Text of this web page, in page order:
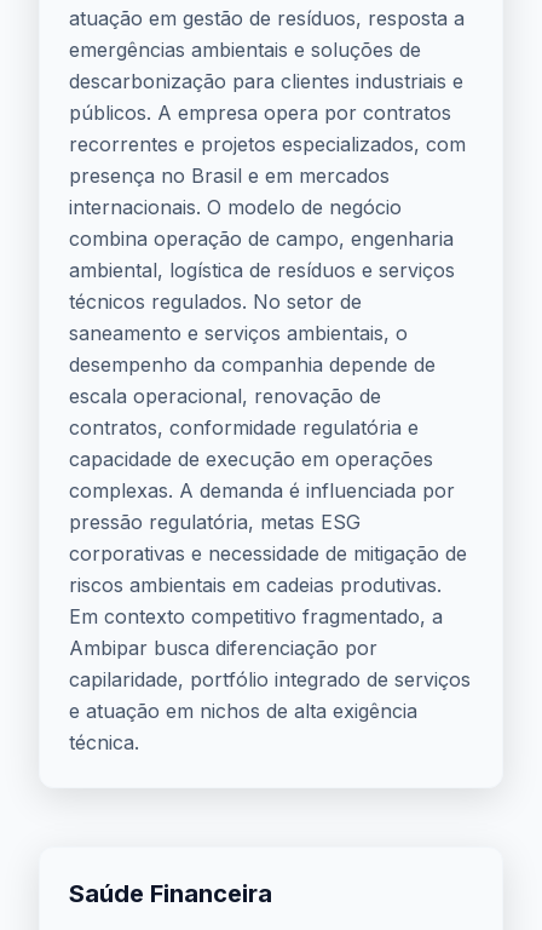
atuação em gestão de resíduos, resposta a
emergências ambientais e soluções de
descarbonização para clientes industriais e
públicos. A empresa opera por contratos
recorrentes e projetos especializados, com
presença no Brasil e em mercados
internacionais. O modelo de negócio
combina operação de campo, engenharia
ambiental, logística de resíduos e serviços
técnicos regulados. No setor de
saneamento e serviços ambientais, o
desempenho da companhia depende de
escala operacional, renovação de
contratos, conformidade regulatória e
capacidade de execução em operações
complexas. A demanda é influenciada por
pressão regulatória, metas ESG
corporativas e necessidade de mitigação de
riscos ambientais em cadeias produtivas.
Em contexto competitivo fragmentado, a
Ambipar busca diferenciação por
capilaridade, portfólio integrado de serviços
e atuação em nichos de alta exigência
técnica.
Saúde Financeira